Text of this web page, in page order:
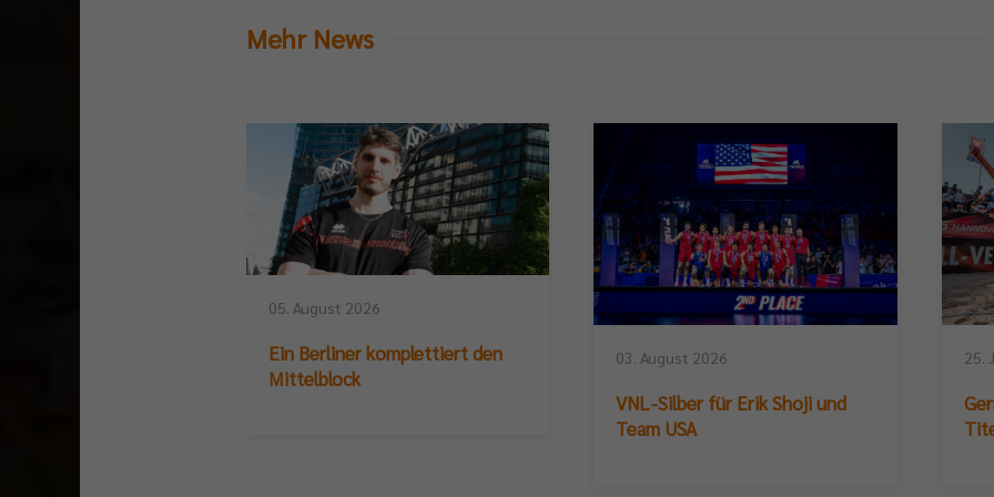
Mehr News
05. August 2026
Ein Berliner komplettiert den
Mittelblock
03. August 2026
VNL-Silber für Erik Shoji und
Team USA
25.